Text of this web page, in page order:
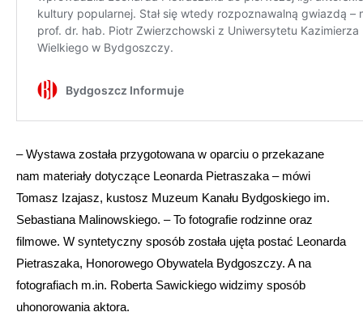
– Wystawa została przygotowana w oparciu o przekazane
nam materiały dotyczące Leonarda Pietraszaka – mówi
Tomasz Izajasz, kustosz Muzeum Kanału Bydgoskiego im.
Sebastiana Malinowskiego. – To fotografie rodzinne oraz
filmowe. W syntetyczny sposób została ujęta postać Leonarda
Pietraszaka, Honorowego Obywatela Bydgoszczy. A na
fotografiach m.in. Roberta Sawickiego widzimy sposób
uhonorowania aktora.